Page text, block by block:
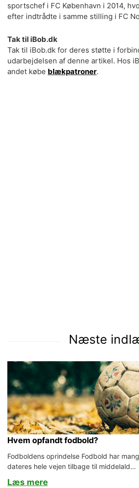
sportschef i FC København i 2014,
efter indtrådte i samme stilling i FC
Tak til iBob.dk
Tak til iBob.dk for deres støtte i
udarbejdelsen af denne artikel. Hos
andet købe blækpatroner.
Næste
Hvem opfandt fodbold?
Fodboldens oprindelse Fodbold har
dateres hele vejen tilbage til middelald…
Læs mere